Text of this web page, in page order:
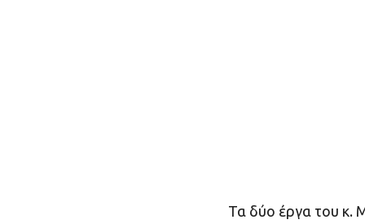
Τα δύο έργα του κ.